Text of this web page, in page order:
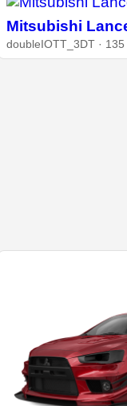
Mitsubishi
doubleIOTT_3DT · 135